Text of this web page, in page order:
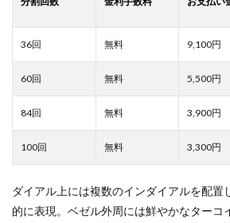
9,100
5,500
3,900
3,300
ダイアル上には複数のインダイアルを配置
的に表現。ベゼル外周には鮮やかなターコ